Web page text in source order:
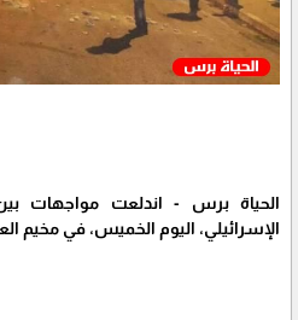
الحياة برس - اندلعت مواجهات
الإسرائيلي، اليوم الخميس، في مخيم